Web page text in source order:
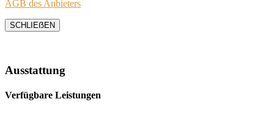
AGB des Anbieters
SCHLIEẞEN
Ausstattung
Verfügbare Leistungen